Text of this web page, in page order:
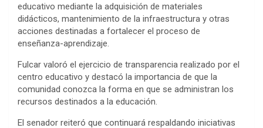
educativo mediante la adquisición de materiales
didácticos, mantenimiento de la infraestructura y otras
acciones destinadas a fortalecer el proceso de
enseñanza-aprendizaje.
Fulcar valoró el ejercicio de transparencia realizado por el
centro educativo y destacó la importancia de que la
comunidad conozca la forma en que se administran los
recursos destinados a la educación.
El senador reiteró que continuará respaldando iniciativas